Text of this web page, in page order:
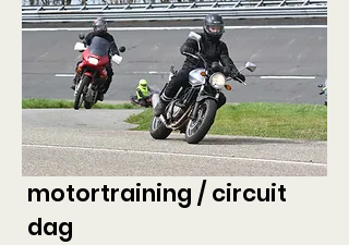
motortraining / circuit
dag